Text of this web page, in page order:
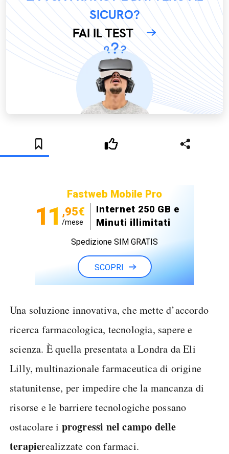
SICURO?
FAI IL TEST
Fastweb Mobile Pro
11 ,95€
/mese
Internet 250 GB e
Minuti illimitati
Spedizione SIM GRATIS
SCOPRI
Una soluzione innovativa, che mette d’accordo
ricerca farmacologica, tecnologia, sapere e
scienza. È quella presentata a Londra da Eli
Lilly, multinazionale farmaceutica di origine
statunitense, per impedire che la mancanza di
risorse e le barriere tecnologiche possano
ostacolare i progressi nel campo delle
terapierealizzate con farmaci.